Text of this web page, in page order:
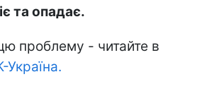
та опадає.
проблему - читайте в
Україна.